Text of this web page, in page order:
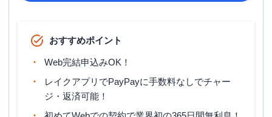
おすすめポイント
Web完結申込みOK！
レイクアプリでPayPayに手数料なしでチャー
ジ・返済可能！